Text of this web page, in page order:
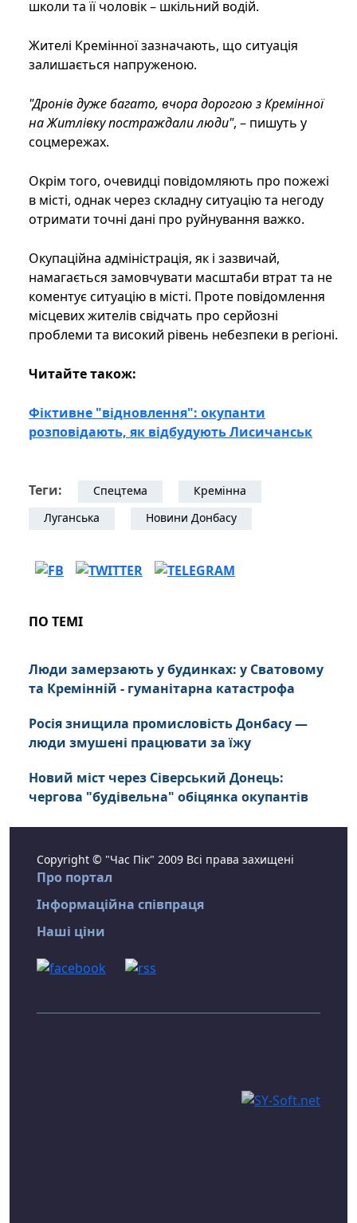
школи та її чоловік – шкільний водій.
Жителі Кремінної зазначають, що ситуація
залишається напруженою.
"Дронів дуже багато, вчора дорогою з Кремінної
на Житлівку постраждали люди", – пишуть у
соцмережах.
Окрім того, очевидці повідомляють про пожежі
в місті, однак через складну ситуацію та негоду
отримати точні дані про руйнування важко.
Окупаційна адміністрація, як і зазвичай,
намагається замовчувати масштаби втрат та не
коментує ситуацію в місті. Проте повідомлення
місцевих жителів свідчать про серйозні
проблеми та високий рівень небезпеки в регіоні.
Читайте також:
Фіктивне "відновлення": окупанти
розповідають, як відбудують Лисичанськ
Теги: Спецтема
Кремінна
Луганська
Новини Донбасу
ПО ТЕМІ
Люди замерзають у будинках: у Сватовому
та Кремінній - гуманітарна катастрофа
Росія знищила промисловість Донбасу —
люди змушені працювати за їжу
Новий міст через Сіверський Донець:
чергова "будівельна" обіцянка окупантів
Copyright © "Час Пік" 2009 Всі права захищені
Про портал
Інформаційна співпраця
Наші ціни